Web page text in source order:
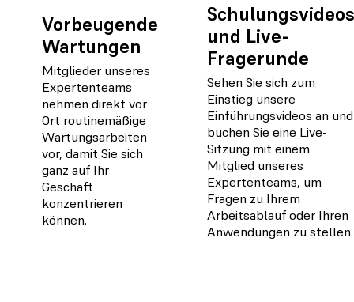
Vorbeugende
Wartungen
Mitglieder unseres
Expertenteams
nehmen direkt vor
Ort routinemäßige
Wartungsarbeiten
vor, damit Sie sich
ganz auf Ihr
Geschäft
konzentrieren
können.
Schulungsvideos
und Live-
Fragerunde
Sehen Sie sich zum
Einstieg unsere
Einführungsvideos an und
buchen Sie eine Live-
Sitzung mit einem
Mitglied unseres
Expertenteams, um
Fragen zu Ihrem
Arbeitsablauf oder Ihren
Anwendungen zu stellen.